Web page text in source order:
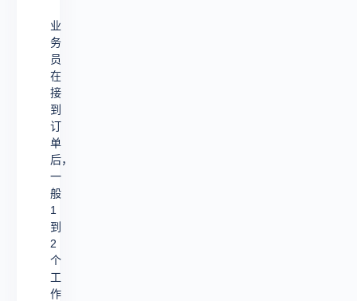
业
务
员
在
接
到
订
单
后，
一
般
1
到
2
个
工
作